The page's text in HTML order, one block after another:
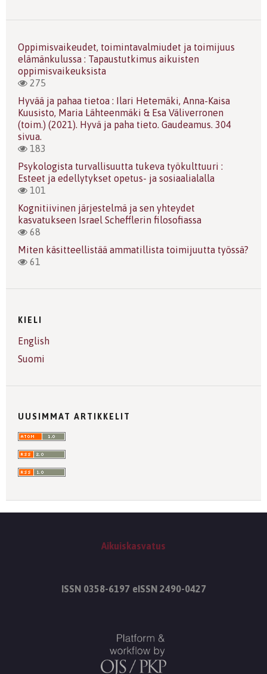
Oppimisvaikeudet, toimintavalmiudet ja toimijuus
elämänkulussa : Tapaustutkimus aikuisten
oppimisvaikeuksista
275
Hyvää ja pahaa tietoa : Ilari Hetemäki, Anna-Kaisa
Kuusisto, Maria Lähteenmäki & Esa Väliverronen
(toim.) (2021). Hyvä ja paha tieto. Gaudeamus. 304
sivua.
183
Psykologista turvallisuutta tukeva työkulttuuri :
Esteet ja edellytykset opetus- ja sosiaalialalla
101
Kognitiivinen järjestelmä ja sen yhteydet
kasvatukseen Israel Schefflerin filosofiassa
68
Miten käsitteellistää ammatillista toimijuutta työssä?
61
KIELI
English
Suomi
UUSIMMAT ARTIKKELIT
Aikuiskasvatus
ISSN 0358-6197 eISSN 2490-0427